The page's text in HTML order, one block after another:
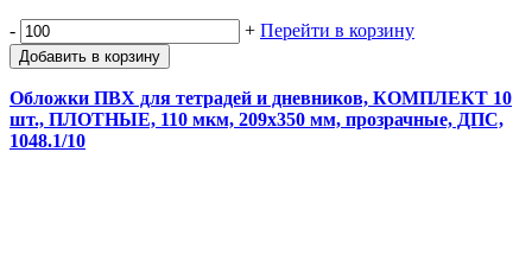
- + Перейти в корзину
Добавить в корзину
Обложки ПВХ для тетрадей и дневников, КОМПЛЕКТ 10
шт., ПЛОТНЫЕ, 110 мкм, 209х350 мм, прозрачные, ДПС,
1048.1/10